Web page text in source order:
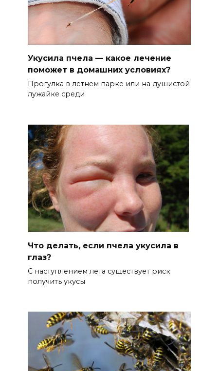
Укусила пчела — какое лечение
поможет в домашних условиях?
Прогулка в летнем парке или на душистой
лужайке среди
Что делать, если пчела укусила в
глаз?
С наступлением лета существует риск
получить укусы